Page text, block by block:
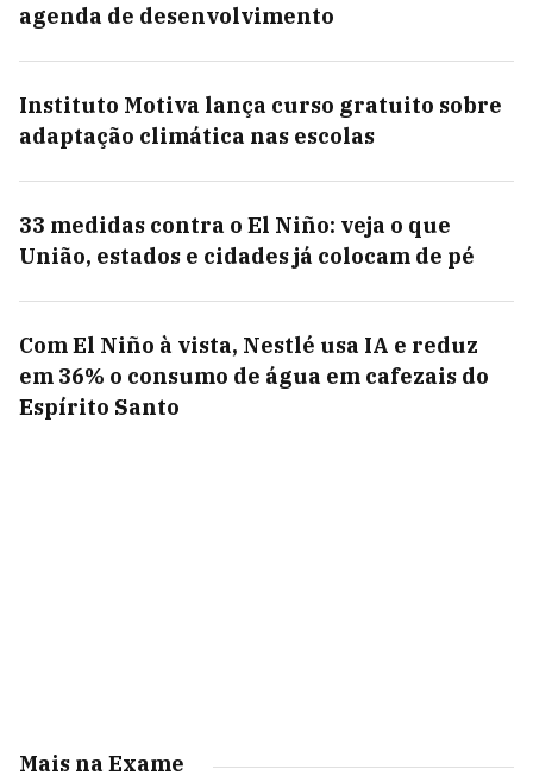
agenda de desenvolvimento
Instituto Motiva lança curso gratuito sobre
adaptação climática nas escolas
33 medidas contra o El Niño: veja o que
União, estados e cidades já colocam de pé
Com El Niño à vista, Nestlé usa IA e reduz
em 36% o consumo de água em cafezais do
Espírito Santo
Mais na Exame